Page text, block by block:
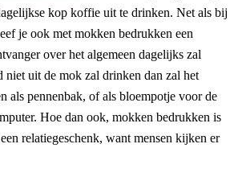
kop koffie uit te drinken. Net als bij
je ook met mokken bedrukken een
over het algemeen dagelijks zal
niet uit de mok zal drinken dan zal het
als pennenbak, of als bloempotje voor de
Hoe dan ook, mokken bedrukken is
relatiegeschenk, want mensen kijken er